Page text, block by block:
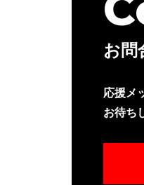
お問
応援メ
お待ち